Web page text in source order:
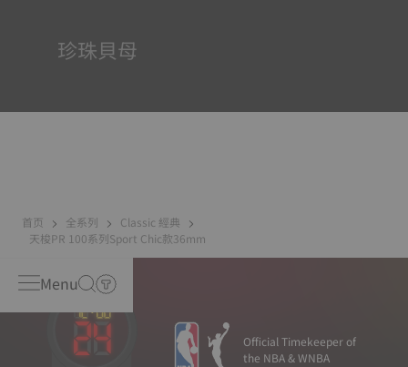
珍珠貝母
首页 全系列
Classic 經典
天梭PR 100系列Sport Chic款36mm
Menu
Official Timekeeper of
the NBA & WNBA